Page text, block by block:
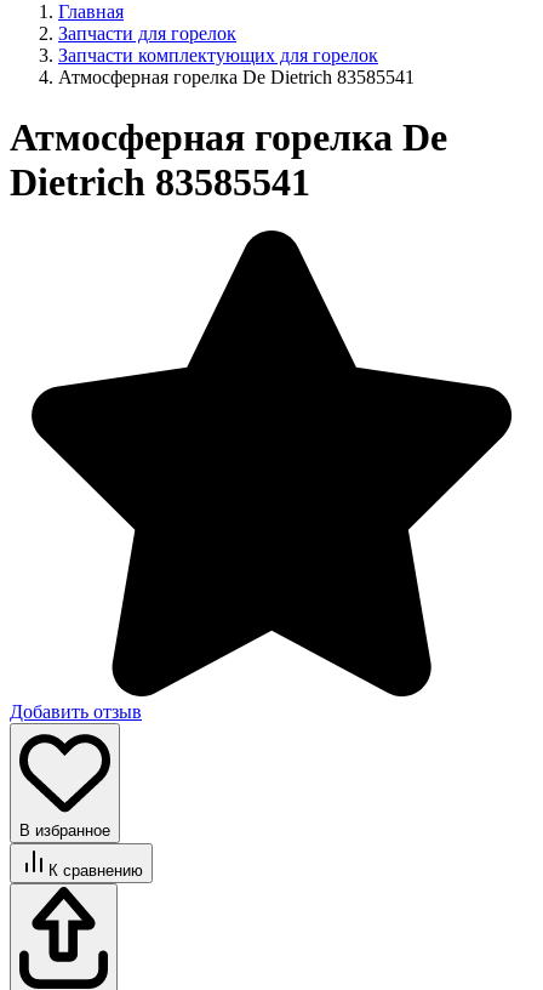
Главная
Запчасти для горелок
Запчасти комплектующих для горелок
Атмосферная горелка De Dietrich 83585541
Атмосферная горелка De
Dietrich 83585541
Добавить отзыв
В избранное
К сравнению